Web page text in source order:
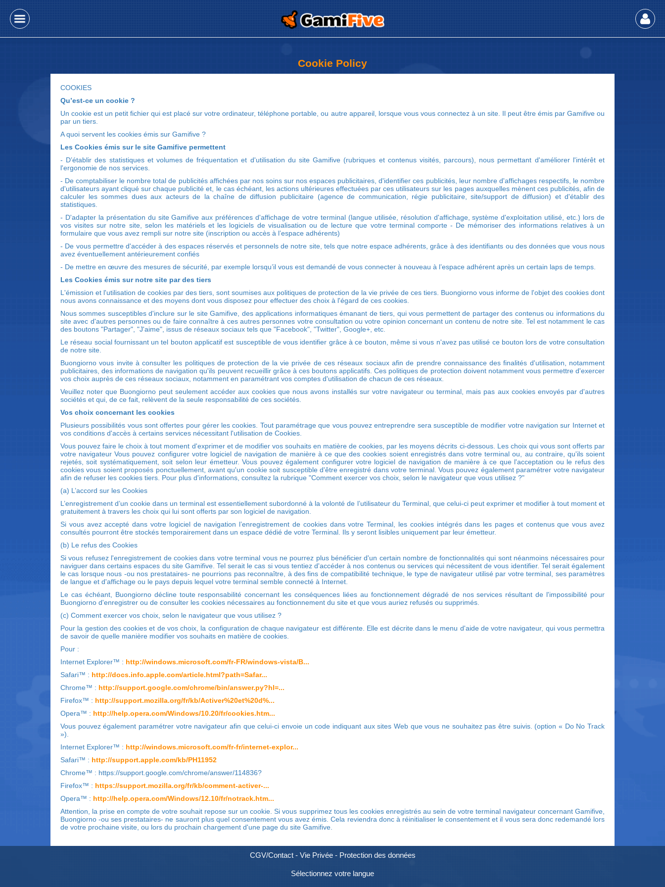
Cookie Policy
COOKIES
Qu’est-ce un cookie ?
Un cookie est un petit fichier qui est placé sur votre ordinateur, téléphone portable, ou autre appareil, lorsque vous vous connectez à un site. Il peut être émis par Gamifive ou
par un tiers.
A quoi servent les cookies émis sur Gamifive ?
Les Cookies émis sur le site Gamifive permettent
- D’établir des statistiques et volumes de fréquentation et d'utilisation du site Gamifive (rubriques et contenus visités, parcours), nous permettant d'améliorer l'intérêt et
l'ergonomie de nos services.
- De comptabiliser le nombre total de publicités affichées par nos soins sur nos espaces publicitaires, d'identifier ces publicités, leur nombre d'affichages respectifs, le nombre
d'utilisateurs ayant cliqué sur chaque publicité et, le cas échéant, les actions ultérieures effectuées par ces utilisateurs sur les pages auxquelles mènent ces publicités, afin de
calculer les sommes dues aux acteurs de la chaîne de diffusion publicitaire (agence de communication, régie publicitaire, site/support de diffusion) et d'établir des
statistiques.
- D'adapter la présentation du site Gamifive aux préférences d'affichage de votre terminal (langue utilisée, résolution d'affichage, système d'exploitation utilisé, etc.) lors de
vos visites sur notre site, selon les matériels et les logiciels de visualisation ou de lecture que votre terminal comporte - De mémoriser des informations relatives à un
formulaire que vous avez rempli sur notre site (inscription ou accès à l’espace adhérents)
- De vous permettre d'accéder à des espaces réservés et personnels de notre site, tels que notre espace adhérents, grâce à des identifiants ou des données que vous nous
avez éventuellement antérieurement confiés
- De mettre en œuvre des mesures de sécurité, par exemple lorsqu’il vous est demandé de vous connecter à nouveau à l’espace adhérent après un certain laps de temps.
Les Cookies émis sur notre site par des tiers
L'émission et l'utilisation de cookies par des tiers, sont soumises aux politiques de protection de la vie privée de ces tiers. Buongiorno vous informe de l'objet des cookies dont
nous avons connaissance et des moyens dont vous disposez pour effectuer des choix à l'égard de ces cookies.
Nous sommes susceptibles d'inclure sur le site Gamifive, des applications informatiques émanant de tiers, qui vous permettent de partager des contenus ou informations du
site avec d'autres personnes ou de faire connaître à ces autres personnes votre consultation ou votre opinion concernant un contenu de notre site. Tel est notamment le cas
des boutons "Partager", "J'aime", issus de réseaux sociaux tels que "Facebook", "Twitter", Google+, etc.
Le réseau social fournissant un tel bouton applicatif est susceptible de vous identifier grâce à ce bouton, même si vous n'avez pas utilisé ce bouton lors de votre consultation
de notre site.
Buongiorno vous invite à consulter les politiques de protection de la vie privée de ces réseaux sociaux afin de prendre connaissance des finalités d'utilisation, notamment
publicitaires, des informations de navigation qu'ils peuvent recueillir grâce à ces boutons applicatifs. Ces politiques de protection doivent notamment vous permettre d'exercer
vos choix auprès de ces réseaux sociaux, notamment en paramétrant vos comptes d'utilisation de chacun de ces réseaux.
Veuillez noter que Buongiorno peut seulement accéder aux cookies que nous avons installés sur votre navigateur ou terminal, mais pas aux cookies envoyés par d'autres
sociétés et qui, de ce fait, relèvent de la seule responsabilité de ces sociétés.
Vos choix concernant les cookies
Plusieurs possibilités vous sont offertes pour gérer les cookies. Tout paramétrage que vous pouvez entreprendre sera susceptible de modifier votre navigation sur Internet et
vos conditions d'accès à certains services nécessitant l'utilisation de Cookies.
Vous pouvez faire le choix à tout moment d'exprimer et de modifier vos souhaits en matière de cookies, par les moyens décrits ci-dessous. Les choix qui vous sont offerts par
votre navigateur Vous pouvez configurer votre logiciel de navigation de manière à ce que des cookies soient enregistrés dans votre terminal ou, au contraire, qu'ils soient
rejetés, soit systématiquement, soit selon leur émetteur. Vous pouvez également configurer votre logiciel de navigation de manière à ce que l'acceptation ou le refus des
cookies vous soient proposés ponctuellement, avant qu'un cookie soit susceptible d'être enregistré dans votre terminal. Vous pouvez également paramétrer votre navigateur
afin de refuser les cookies tiers. Pour plus d'informations, consultez la rubrique "Comment exercer vos choix, selon le navigateur que vous utilisez ?"
(a) L’accord sur les Cookies
L’enregistrement d’un cookie dans un terminal est essentiellement subordonné à la volonté de l’utilisateur du Terminal, que celui-ci peut exprimer et modifier à tout moment et
gratuitement à travers les choix qui lui sont offerts par son logiciel de navigation.
Si vous avez accepté dans votre logiciel de navigation l’enregistrement de cookies dans votre Terminal, les cookies intégrés dans les pages et contenus que vous avez
consultés pourront être stockés temporairement dans un espace dédié de votre Terminal. Ils y seront lisibles uniquement par leur émetteur.
(b) Le refus des Cookies
Si vous refusez l'enregistrement de cookies dans votre terminal vous ne pourrez plus bénéficier d'un certain nombre de fonctionnalités qui sont néanmoins nécessaires pour
naviguer dans certains espaces du site Gamifive. Tel serait le cas si vous tentiez d'accéder à nos contenus ou services qui nécessitent de vous identifier. Tel serait également
le cas lorsque nous -ou nos prestataires- ne pourrions pas reconnaître, à des fins de compatibilité technique, le type de navigateur utilisé par votre terminal, ses paramètres
de langue et d'affichage ou le pays depuis lequel votre terminal semble connecté à Internet.
Le cas échéant, Buongiorno décline toute responsabilité concernant les conséquences liées au fonctionnement dégradé de nos services résultant de l'impossibilité pour
Buongiorno d'enregistrer ou de consulter les cookies nécessaires au fonctionnement du site et que vous auriez refusés ou supprimés.
(c) Comment exercer vos choix, selon le navigateur que vous utilisez ?
Pour la gestion des cookies et de vos choix, la configuration de chaque navigateur est différente. Elle est décrite dans le menu d'aide de votre navigateur, qui vous permettra
de savoir de quelle manière modifier vos souhaits en matière de cookies.
Pour :
Internet Explorer™ : http://windows.microsoft.com/fr-FR/windows-vista/B...
Safari™ : http://docs.info.apple.com/article.html?path=Safar...
Chrome™ : http://support.google.com/chrome/bin/answer.py?hl=...
Firefox™ : http://support.mozilla.org/fr/kb/Activer%20et%20d%...
Opera™ : http://help.opera.com/Windows/10.20/fr/cookies.htm...
Vous pouvez également paramétrer votre navigateur afin que celui-ci envoie un code indiquant aux sites Web que vous ne souhaitez pas être suivis. (option « Do No Track
»).
Internet Explorer™ : http://windows.microsoft.com/fr-fr/internet-explor...
Safari™ : http://support.apple.com/kb/PH11952
Chrome™ : https://support.google.com/chrome/answer/114836?
Firefox™ : https://support.mozilla.org/fr/kb/comment-activer-...
Opera™ : http://help.opera.com/Windows/12.10/fr/notrack.htm...
Attention, la prise en compte de votre souhait repose sur un cookie. Si vous supprimez tous les cookies enregistrés au sein de votre terminal navigateur concernant Gamifive,
Buongiorno -ou ses prestataires- ne sauront plus quel consentement vous avez émis. Cela reviendra donc à réinitialiser le consentement et il vous sera donc redemandé lors
de votre prochaine visite, ou lors du prochain chargement d'une page du site Gamifive.
CGV/Contact- Vie Privée- Protection des données
Sélectionnez votre langue